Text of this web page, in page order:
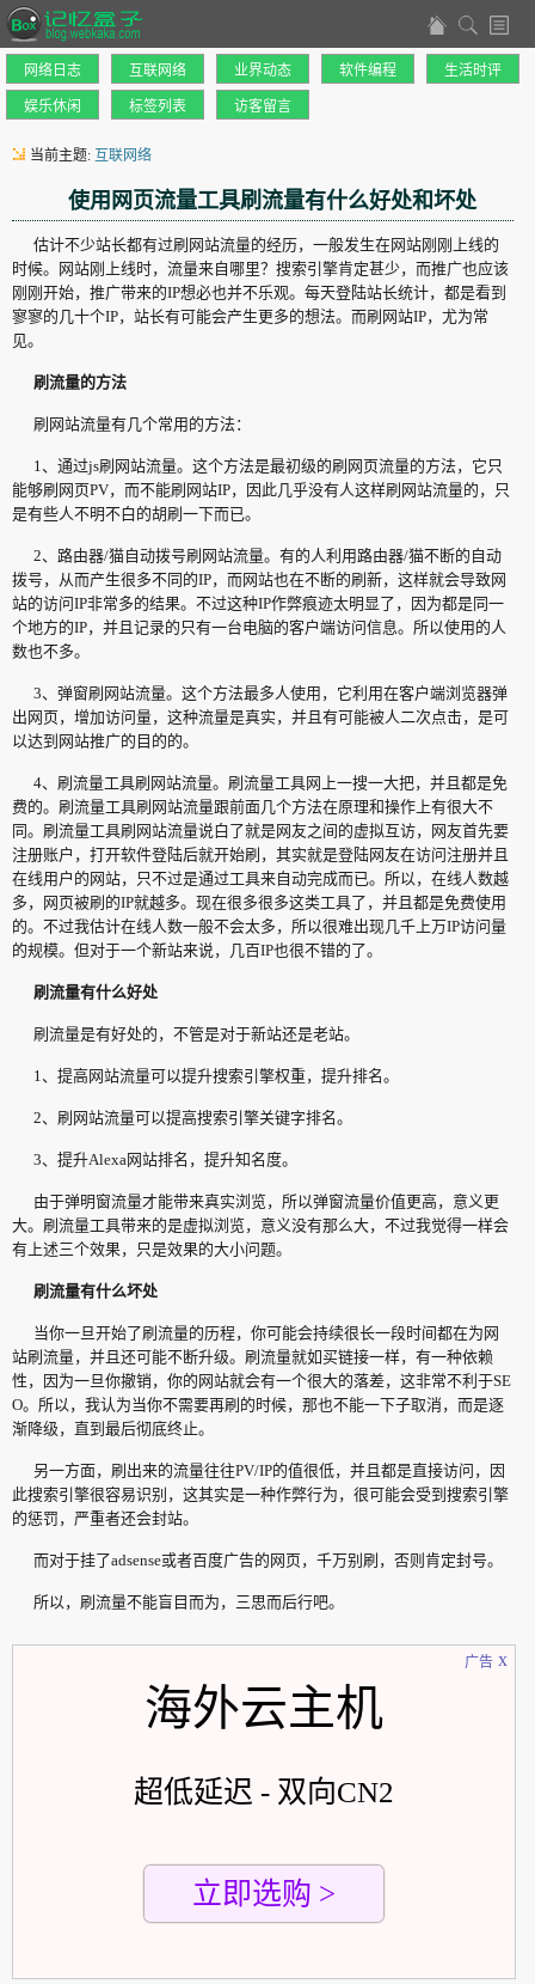
网络日志 互联网络 业界动态 软件编程 生活时评
娱乐休闲 标签列表 访客留言
当前主题: 互联网络
使用网页流量工具刷流量有什么好处和坏处
估计不少站长都有过刷网站流量的经历，一般发生在网站刚刚上线的
时候。网站刚上线时，流量来自哪里？搜索引擎肯定甚少，而推广也应该
刚刚开始，推广带来的IP想必也并不乐观。每天登陆站长统计，都是看到
寥寥的几十个IP，站长有可能会产生更多的想法。而刷网站IP，尤为常
见。
刷流量的方法
刷网站流量有几个常用的方法：
1、通过js刷网站流量。这个方法是最初级的刷网页流量的方法，它只
能够刷网页PV，而不能刷网站IP，因此几乎没有人这样刷网站流量的，只
是有些人不明不白的胡刷一下而已。
2、路由器/猫自动拨号刷网站流量。有的人利用路由器/猫不断的自动
拨号，从而产生很多不同的IP，而网站也在不断的刷新，这样就会导致网
站的访问IP非常多的结果。不过这种IP作弊痕迹太明显了，因为都是同一
个地方的IP，并且记录的只有一台电脑的客户端访问信息。所以使用的人
数也不多。
3、弹窗刷网站流量。这个方法最多人使用，它利用在客户端浏览器弹
出网页，增加访问量，这种流量是真实，并且有可能被人二次点击，是可
以达到网站推广的目的的。
4、刷流量工具刷网站流量。刷流量工具网上一搜一大把，并且都是免
费的。刷流量工具刷网站流量跟前面几个方法在原理和操作上有很大不
同。刷流量工具刷网站流量说白了就是网友之间的虚拟互访，网友首先要
注册账户，打开软件登陆后就开始刷，其实就是登陆网友在访问注册并且
在线用户的网站，只不过是通过工具来自动完成而已。所以，在线人数越
多，网页被刷的IP就越多。现在很多很多这类工具了，并且都是免费使用
的。不过我估计在线人数一般不会太多，所以很难出现几千上万IP访问量
的规模。但对于一个新站来说，几百IP也很不错的了。
刷流量有什么好处
刷流量是有好处的，不管是对于新站还是老站。
1、提高网站流量可以提升搜索引擎权重，提升排名。
2、刷网站流量可以提高搜索引擎关键字排名。
3、提升Alexa网站排名，提升知名度。
由于弹明窗流量才能带来真实浏览，所以弹窗流量价值更高，意义更
大。刷流量工具带来的是虚拟浏览，意义没有那么大，不过我觉得一样会
有上述三个效果，只是效果的大小问题。
刷流量有什么坏处
当你一旦开始了刷流量的历程，你可能会持续很长一段时间都在为网
站刷流量，并且还可能不断升级。刷流量就如买链接一样，有一种依赖
性，因为一旦你撤销，你的网站就会有一个很大的落差，这非常不利于SE
O。所以，我认为当你不需要再刷的时候，那也不能一下子取消，而是逐
渐降级，直到最后彻底终止。
另一方面，刷出来的流量往往PV/IP的值很低，并且都是直接访问，因
此搜索引擎很容易识别，这其实是一种作弊行为，很可能会受到搜索引擎
的惩罚，严重者还会封站。
而对于挂了adsense或者百度广告的网页，千万别刷，否则肯定封号。
所以，刷流量不能盲目而为，三思而后行吧。
广告
海外云主机
超低延迟 - 双向CN2
立即选购 >
x